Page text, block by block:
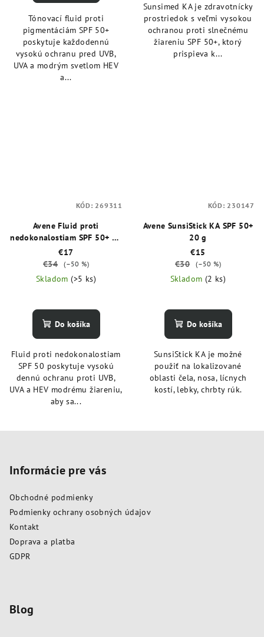
Tónovací fluid proti
pigmentáciám SPF 50+
poskytuje každodennú
vysokú ochranu pred UVB,
UVA a modrým svetlom HEV
a...
Sunsimed KA je zdravotnícky
prostriedok s veľmi vysokou
ochranou proti slnečnému
žiareniu SPF 50+, ktorý
prispieva k...
Avene Fluid proti
nedokonalostiam SPF 50+ 40
ml
€17
€34
(–50 %)
Skladom(>5 ks)
Do košíka
Fluid proti nedokonalostiam
SPF 50 poskytuje vysokú
dennú ochranu proti UVB,
UVA a HEV modrému žiareniu,
aby sa...
KÓD: 269311
Avene SunsiStick KA SPF 50+
20 g
€15
€30
(–50 %)
Skladom (2 ks)
Do košíka
SunsiStick KA je možné
použiť na lokalizované
oblasti čela, nosa, lícnych
kostí, lebky, chrbty rúk.
KÓD: 230147
Informácie pre vás
Obchodné podmienky
Podmienky ochrany osobných údajov
Kontakt
Doprava a platba
GDPR
Blog